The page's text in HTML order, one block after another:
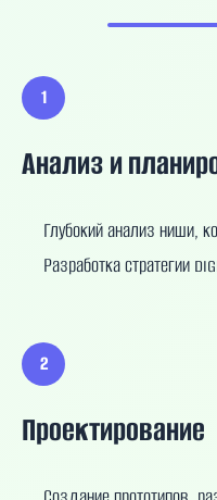
1
Анализ и
Глубокий анализ ниши,
Разработка стратегии
2
Проектирование